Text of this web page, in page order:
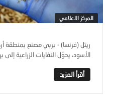
المركز الاعلامي
ريتل (فرنسا) - يربي مصنع بمنطقة
الأسود، يحوّل النفايات الزراعية